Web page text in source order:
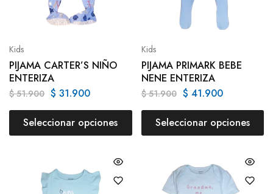
Kids
PIJAMA CARTER’S NIÑO
ENTERIZA
$51.900 $ 31.900
Seleccionar opciones
Kids
PIJAMA PRIMARK BEBE
NENE ENTERIZA
$51.900 $ 41.900
Seleccionar opciones